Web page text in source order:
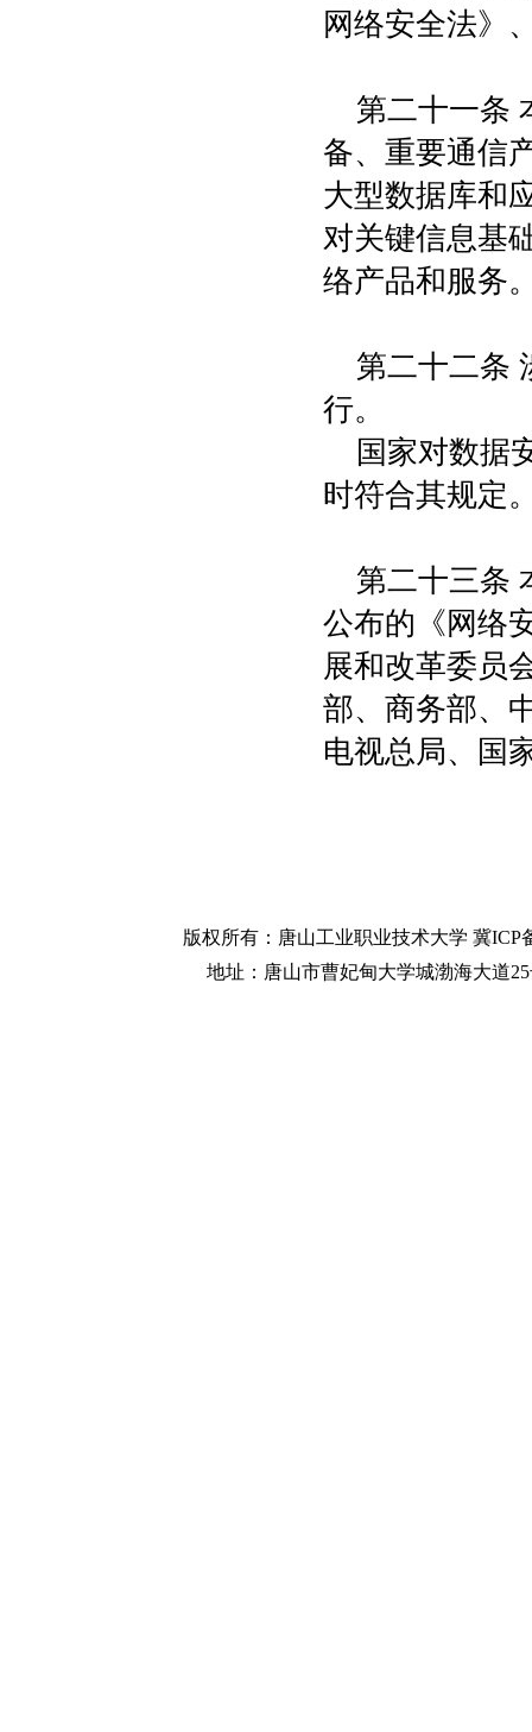
网络安全法》
第二十一条
备、重要通信
大型数据库和
对关键信息基
络产品和服务
第二十二条
行。
国家对数据
时符合其规定
第二十三条
公布的《网络
展和改革委员
部、商务部、
电视总局、国
版权所有：唐山工业职业技术大学 冀ICP
地址：唐山市曹妃甸大学城渤海大道